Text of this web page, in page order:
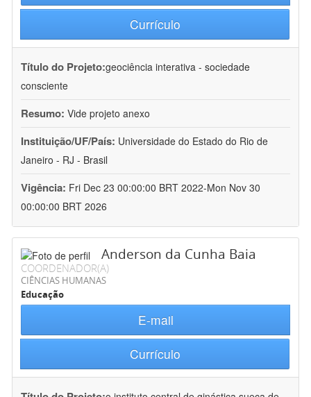
Currículo
Título do Projeto:geociência interativa - sociedade
consciente
Resumo: Vide projeto anexo
Instituição/UF/País: Universidade do Estado do Rio de
Janeiro - RJ - Brasil
Vigência: Fri Dec 23 00:00:00 BRT 2022-Mon Nov 30
00:00:00 BRT 2026
Anderson da Cunha Baia
COORDENADOR(A)
CIÊNCIAS HUMANAS
Educação
E-mail
Currículo